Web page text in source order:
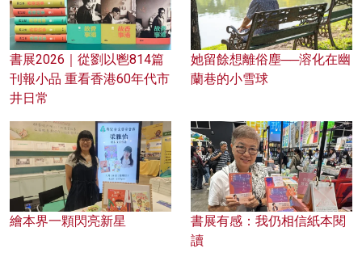
書展2026｜從劉以鬯814篇
刊報小品 重看香港60年代市
井日常
她留餘想離俗塵──溶化在幽
蘭巷的小雪球
繪本界一顆閃亮新星
書展有感：我仍相信紙本閱
讀